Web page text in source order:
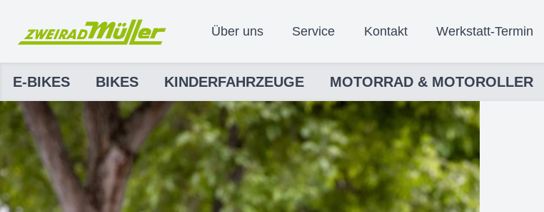
Über uns Service Kontakt Werkstatt-Termin
E-BIKES BIKES KINDERFAHRZEUGE MOTORRAD & MOTOROLLER